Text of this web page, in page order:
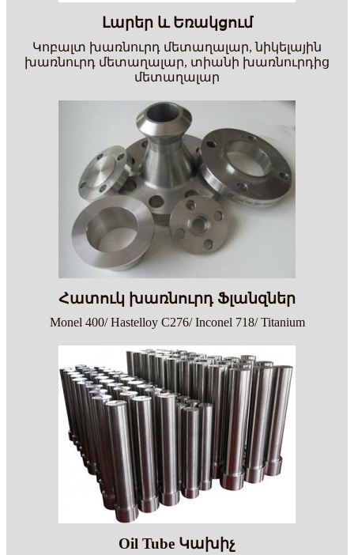
Լարեր և Եռակցում
Կոբալտ խառնուրդ մետաղալար, նիկելային
խառնուրդ մետաղալար, տիանի խառնուրդից
մետաղալար
Հատուկ խառնուրդ Ֆլանզներ
Monel 400/ Hastelloy C276/ Inconel 718/ Titanium
Oil Tube Կախիչ